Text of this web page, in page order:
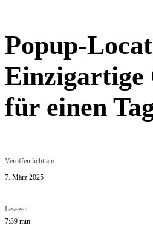
Popup-
Einzigartige
für einen
Veröffentlicht am
7. März 2025
Lesezeit:
7:39 min